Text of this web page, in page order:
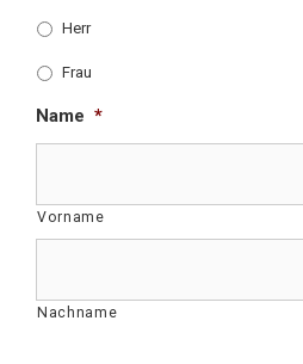
Herr
Frau
Name *
Vorname
Nachname